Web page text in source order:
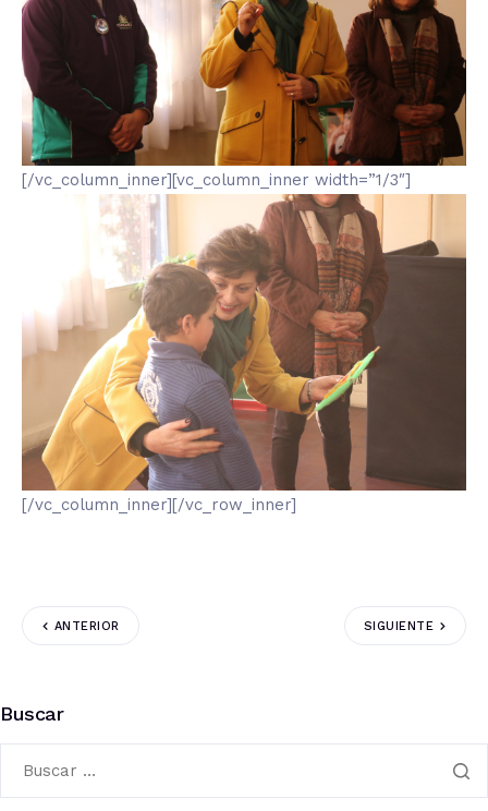
[/vc_column_inner][vc_column_inner width=”1/3″]
[/vc_column_inner][/vc_row_inner]
ANTERIOR SIGUIENTE
Buscar